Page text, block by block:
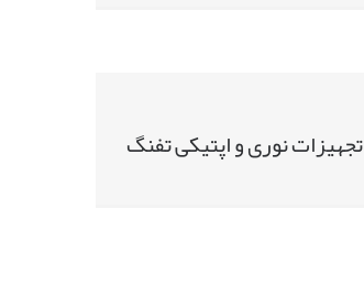
تجهیزات نوری و اپتیکی تفنگ